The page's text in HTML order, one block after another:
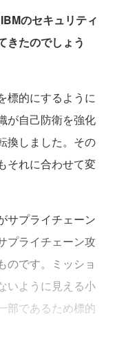
のセキュリティ
きたのでしょう
標的にするように
が自己防衛を強化
換しました。その
それに合わせて変
サプライチェーン
プライチェーン攻
のです。ミッショ
いように見える小
部であるため標的